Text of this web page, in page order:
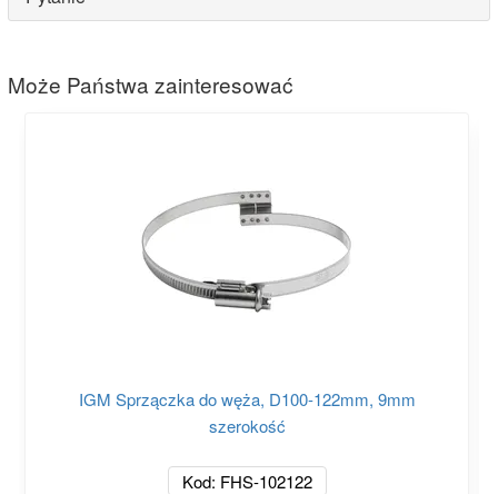
Może Państwa zainteresować
IGM Sprzączka do węża, D100-122mm, 9mm
szerokość
Kod: FHS-102122